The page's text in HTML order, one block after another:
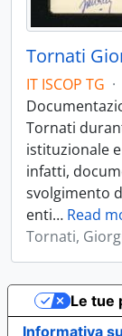
Tornati
IT ISCOP TG ·
Tornati
istituzionale
infatti,
svolgimento
enti… Read
Tornati,
Informativa
Le tue